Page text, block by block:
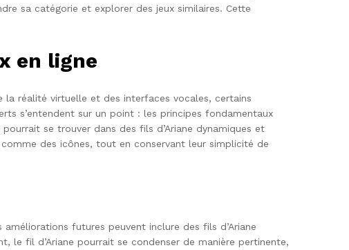
sa catégorie et explorer des jeux similaires. Cette
en ligne
la réalité virtuelle et des interfaces vocales, certains
s’entendent sur un point : les principes fondamentaux
se trouver dans des fils d’Ariane dynamiques et
des icônes, tout en conservant leur simplicité de
futures peuvent inclure des fils d’Ariane
le fil d’Ariane pourrait se condenser de manière pertinente,